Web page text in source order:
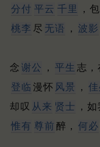
分付 平云 千里 ，
桃李 尽 无语 ， 波影
念 谢公 ， 平生 志，
登临 漫怀 风景 ， 佳
却叹 从来 贤士 ，
惟有 尊前 醉， 何必